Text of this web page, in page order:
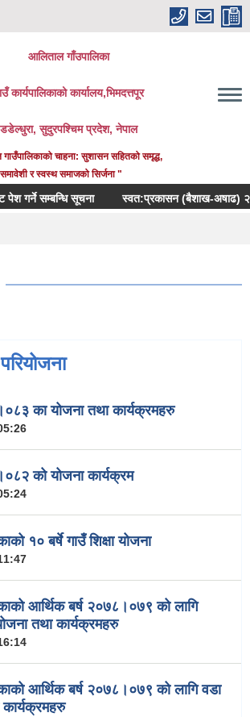
आलिताल गाँउपालिका
कार्यपालिकाको कार्यालय,भिमदत्तपूर
डडेल्धुरा, सुदुरपश्चिम प्रदेश, नेपाल
चाहना: सुशासन सहितको समृद्ध,
र स्वस्थ समाजको सिर्जना "
सम्बन्धि सूचना स्वत:प्रकासन (बैशाख-अषाढ) २०८३
का योजना तथा कार्यक्रमहरु
को योजना कार्यक्रम
१० बर्षे गाउँ शिक्षा योजना
आर्थिक बर्ष २०७८।०७९ को लागि
तथा कार्यक्रमहरु
आर्थिक बर्ष २०७८।०७९ को लागि वडा